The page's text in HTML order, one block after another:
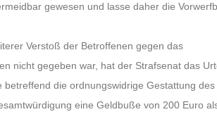
gewesen und lasse daher die
Verstoß der Betroffenen gegen das
nicht gegeben war, hat der Strafsenat das
die ordnungswidrige Gestattung
eine Geldbuße von 200 Euro